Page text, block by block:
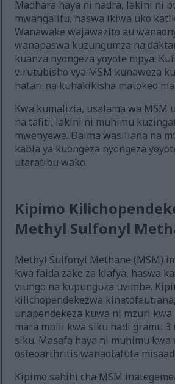
Madhara haya ni nadra, lakini ni
mwangalifu, haswa ikiwa uko
Wanawake wajawazito au
wanapaswa kuzungumza na
kuanza nyongeza yoyote mpya.
virutubisho vya MSM kunaweza
hatari na kuhakikisha matokeo
Kwa kumalizia, usalama wa MSM
na tafiti, lakini ni muhimu
mwenyewe. Daima wasiliana na
kabla ya kuongeza nyongeza
utaratibu wako.
Kipimo
Methyl Sulfonyl
Methyl Sulfonyl Methane (MSM)
kwa faida zake za kiafya, haswa
viungo na kupunguza uvimbe.
kilichopendekezwa
unapendekeza kuwa ni mzuri
mara mbili kwa siku hadi gramu 3
siku. Masafa haya ni muhimu kwa
osteoarthritis wanaotafuta
Kipimo sahihi cha MSM